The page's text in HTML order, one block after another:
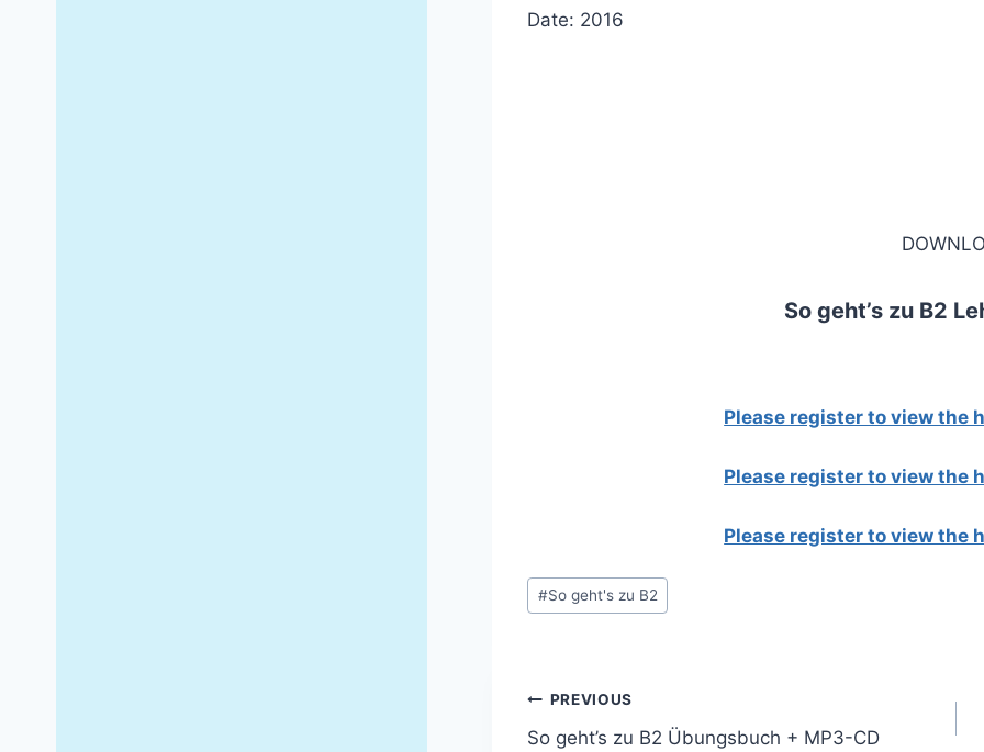
Date: 2016
So geht’s zu B2
Please register to view the
Please register to view the
Please register to view the
Post
Tags:
#So geht's zu B2
Post
PREVIOUS
So geht’s zu B2 Übungsbuch + MP3-CD